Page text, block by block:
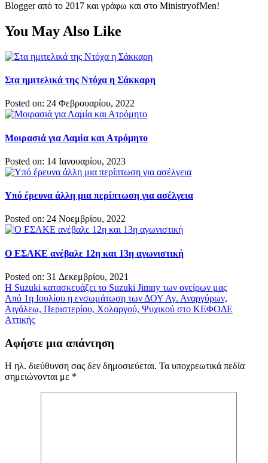
Blogger από το 2017 και γράφω και στο MinistryofMen!
You May Also Like
Στα ημιτελικά της Ντόχα η Σάκκαρη
Posted on: 24 Φεβρουαρίου, 2022
Μοιρασιά για Λαμία και Ατρόμητο
Posted on: 14 Ιανουαρίου, 2023
Υπό έρευνα άλλη μια περίπτωση για ασέλγεια
Posted on: 24 Νοεμβρίου, 2022
Ο ΕΣΑΚΕ ανέβαλε 12η και 13η αγωνιστική
Posted on: 31 Δεκεμβρίου, 2021
Πλοήγηση
άρθρων
Η Suzuki κατασκευάζει το Suzuki Jimny των ονείρων μας
Από 1η Ιουλίου η ενσωμάτωση των ΔΟΥ Αγ. Αναργύρων,
Αιγάλεω, Περιστερίου, Χολαργού, Ψυχικού στο ΚΕΦΟΔΕ
Αττικής
Αφήστε μια απάντηση
Η ηλ. διεύθυνση σας δεν δημοσιεύεται. Τα υποχρεωτικά πεδία
σημειώνονται με *